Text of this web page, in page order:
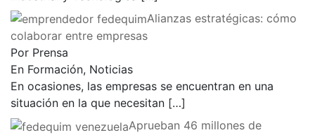
Alianzas estratégicas: cómo
colaborar entre empresas
Por Prensa
En Formación, Noticias
En ocasiones, las empresas se encuentran en una
situación en la que necesitan […]
Aprueban 46 millones de